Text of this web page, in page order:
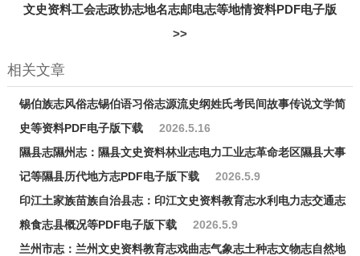
文史资料工会志政协志地名志邮电志等地情资料PDF电子版
>>
相关文章
锡伯族志风俗志锡伯语习俗志源流史纲姓氏考民间故事传说文学简
史等资料PDF电子版下载
2026.5.16
隰县志隰州志：隰县文史资料林业志电力工业志革命老区隰县大事
记等隰县历代地方志PDF电子版下载
2026.5.9
印江土家族苗族自治县志：印江文史资料教育志水利电力志交通志
粮食志县概况等PDF电子版下载
2026.5.9
兰州市志：兰州文史资料教育志戏曲志气象志土种志文物志自然地